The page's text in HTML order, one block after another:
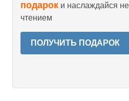
подарок и наслаждайся
чтением
ПОЛУЧИТЬ ПОДАРОК